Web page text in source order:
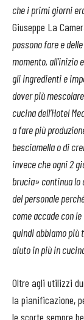
che i primi giorni
Giuseppe La
possono fare e
momento,
gli ingredienti e
dover più
cucina dell’Hotel
a fare più
besciamella o di
invece che ogni 2
brucia» continua lo
del personale
come accade con
quindi abbiamo più
aiuto in più in
Oltre agli utilizzi
la pianificazione,
le scorte sempre